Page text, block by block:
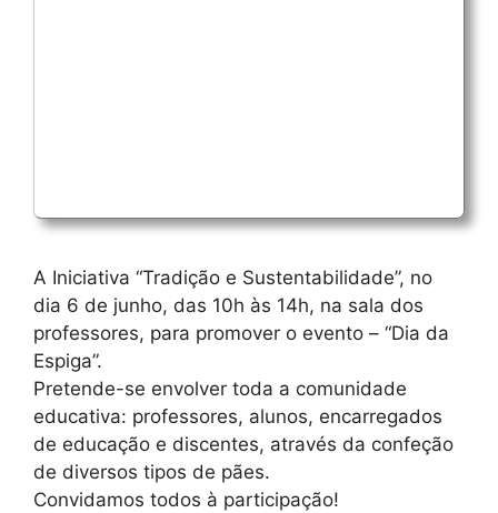
A Iniciativa “Tradição e Sustentabilidade”, no
dia 6 de junho, das 10h às 14h, na sala dos
professores, para promover o evento – “Dia da
Espiga”.
Pretende-se envolver toda a comunidade
educativa: professores, alunos, encarregados
de educação e discentes, através da confeção
de diversos tipos de pães.
Convidamos todos à participação!